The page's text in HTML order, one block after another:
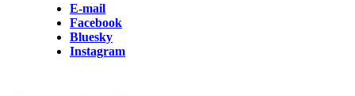
E-mail
Facebook
Bluesky
Instagram